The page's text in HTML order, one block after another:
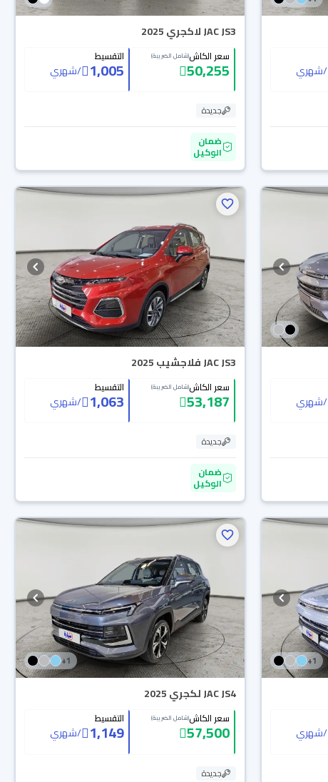
/شهري
JAC JS3 لاكجري 2025
سعر الكاش(شامل الضريبة)
50,255
التقسيط
1,005
/شهري
جديدة
ضمان
الوكيل
/شهري
JAC JS3 فلاجشيب 2025
سعر الكاش(شامل الضريبة)
53,187
التقسيط
1,063
/شهري
جديدة
ضمان
الوكيل
1
+
/شهري
1
+
JAC JS4 لكجري 2025
سعر الكاش(شامل الضريبة)
57,500
التقسيط
1,149
/شهري
جديدة